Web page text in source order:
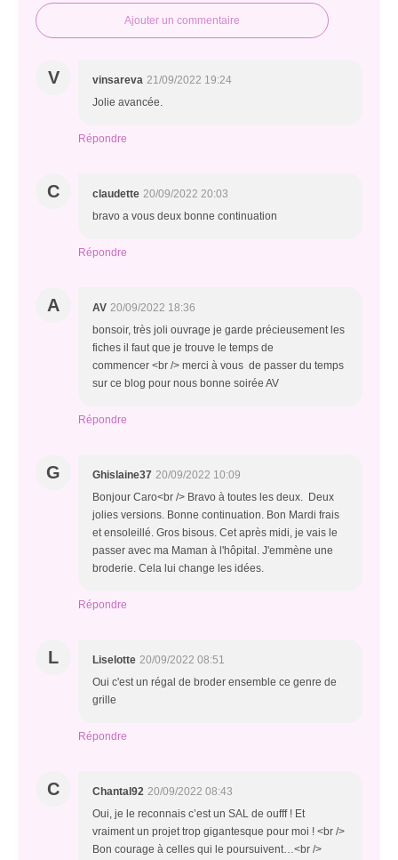
Ajouter un commentaire
V vinsareva 21/09/2022 19:24
Jolie avancée.
Répondre
C claudette 20/09/2022 20:03
bravo a vous deux bonne continuation
Répondre
A AV 20/09/2022 18:36
bonsoir, très joli ouvrage je garde précieusement les
fiches il faut que je trouve le temps de
commencer <br /> merci à vous de passer du temps
sur ce blog pour nous bonne soirée AV
Répondre
G Ghislaine37 20/09/2022 10:09
Bonjour Caro<br /> Bravo à toutes les deux. Deux
jolies versions. Bonne continuation. Bon Mardi frais
et ensoleillé. Gros bisous. Cet après midi, je vais le
passer avec ma Maman à l'hôpital. J'emmène une
broderie. Cela lui change les idées.
Répondre
L Liselotte 20/09/2022 08:51
Oui c'est un régal de broder ensemble ce genre de
grille
Répondre
C Chantal92 20/09/2022 08:43
Oui, je le reconnais c’est un SAL de oufff ! Et
vraiment un projet trop gigantesque pour moi ! <br />
Bon courage à celles qui le poursuivent…<br />